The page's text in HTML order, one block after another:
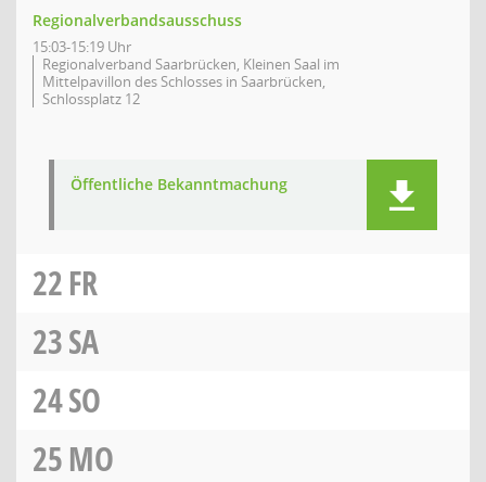
Regionalverbandsausschuss
15:03-15:19 Uhr
Regionalverband Saarbrücken, Kleinen Saal im
Mittelpavillon des Schlosses in Saarbrücken,
Schlossplatz 12
Öffentliche Bekanntmachung
22FR
23SA
24SO
25MO